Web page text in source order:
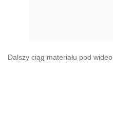
Dalszy ciąg materiału pod wideo